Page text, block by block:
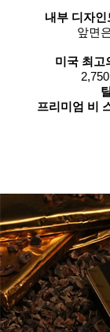
내부 디자
앞면
미국 최고
프리미엄 비